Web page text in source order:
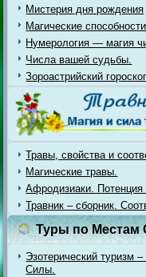
Мистерия дня рождения
Магические
Нумерология — магия
Числа вашей судьбы.
Зороастрийский
Травы, свойства и
Магические травы.
Афродизиаки. Потенция
Травник – сборник.
Туры по Местам
Эзотерический туризм
Силы.